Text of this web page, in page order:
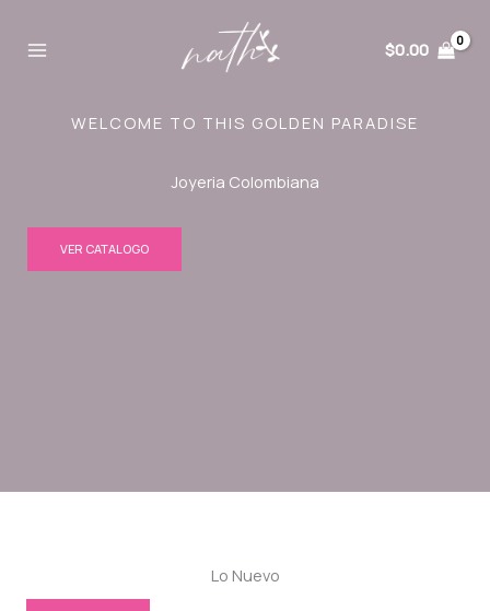
$0.00
WELCOME TO THIS GOLDEN PARADISE
Joyeria Colombiana
VER CATALOGO
Lo Nuevo